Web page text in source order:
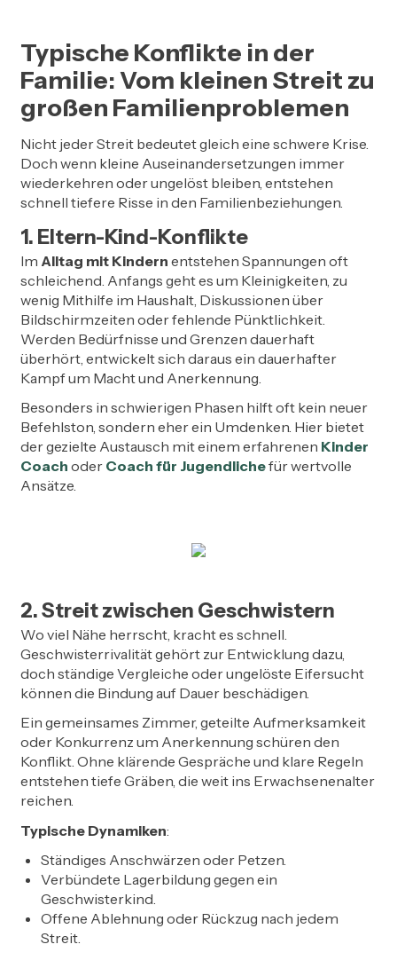
Typische Konflikte in der
Familie: Vom kleinen Streit zu
großen Familienproblemen
Nicht jeder Streit bedeutet gleich eine schwere Krise.
Doch wenn kleine Auseinandersetzungen immer
wiederkehren oder ungelöst bleiben, entstehen
schnell tiefere Risse in den Familienbeziehungen.
1. Eltern-Kind-Konflikte
Im Alltag mit Kindern entstehen Spannungen oft
schleichend. Anfangs geht es um Kleinigkeiten, zu
wenig Mithilfe im Haushalt, Diskussionen über
Bildschirmzeiten oder fehlende Pünktlichkeit.
Werden Bedürfnisse und Grenzen dauerhaft
überhört, entwickelt sich daraus ein dauerhafter
Kampf um Macht und Anerkennung.
Besonders in schwierigen Phasen hilft oft kein neuer
Befehlston, sondern eher ein Umdenken. Hier bietet
der gezielte Austausch mit einem erfahrenen Kinder
Coach oder Coach für Jugendlichefür wertvolle
Ansätze.
2. Streit zwischen Geschwistern
Wo viel Nähe herrscht, kracht es schnell.
Geschwisterrivalität gehört zur Entwicklung dazu,
doch ständige Vergleiche oder ungelöste Eifersucht
können die Bindung auf Dauer beschädigen.
Ein gemeinsames Zimmer, geteilte Aufmerksamkeit
oder Konkurrenz um Anerkennung schüren den
Konflikt. Ohne klärende Gespräche und klare Regeln
entstehen tiefe Gräben, die weit ins Erwachsenenalter
reichen.
Typische Dynamiken:
Ständiges Anschwärzen oder Petzen.
Verbündete Lagerbildung gegen ein
Geschwisterkind.
Offene Ablehnung oder Rückzug nach jedem
Streit.